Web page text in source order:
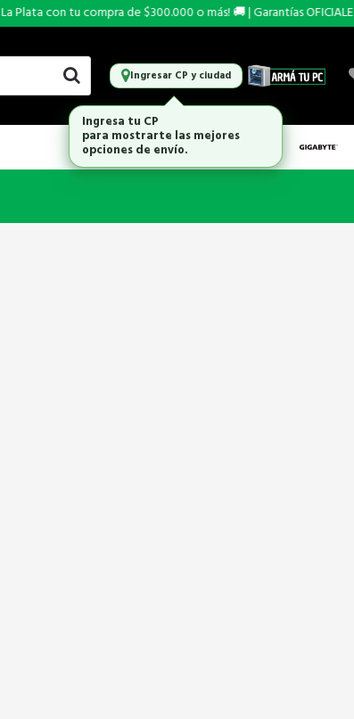
Plata con tu compra de $300.000 o más! 🚚 | Garantías OFICIALES🔒
Ingresar CP y ciudad
Ingresa tu CP
para mostrarte las mejores
opciones de envío.